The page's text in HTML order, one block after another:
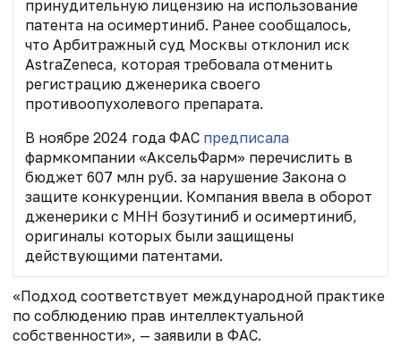
принудительную лицензию на использование
патента на осимертиниб. Ранее сообщалось,
что Арбитражный суд Москвы отклонил иск
AstraZeneca, которая требовала отменить
регистрацию дженерика своего
противоопухолевого препарата.
В ноябре 2024 года ФАС предписала
фармкомпании «АксельФарм» перечислить в
бюджет 607 млн руб. за нарушение Закона о
защите конкуренции. Компания ввела в оборот
дженерики с МНН бозутиниб и осимертиниб,
оригиналы которых были защищены
действующими патентами.
«Подход соответствует международной практике
по соблюдению прав интеллектуальной
собственности», — заявили в ФАС.